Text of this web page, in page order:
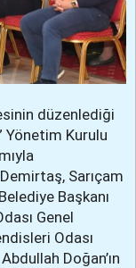
düzenlediği
Yönetim Kurulu
Sarıçam
Başkanı
Genel
Odası
Doğan’ın